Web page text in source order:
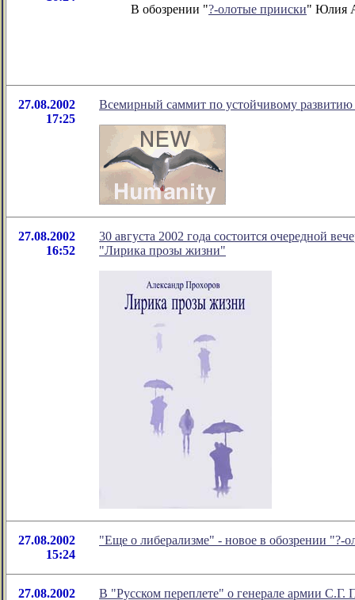
В обозрении "?-олотые прииски" Юлия
27.08.2002
17:25
Всемирный саммит по устойчивому развитию
27.08.2002
16:52
30 августа 2002 года состоится очередной
"Лирика прозы жизни"
27.08.2002
15:24
"Еще о либерализме" - новое в обозрении
27.08.2002
В "Русском переплете" о генерале армии С.Г.